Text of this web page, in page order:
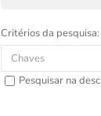
Critérios da pesquisa:
Pesquisar na